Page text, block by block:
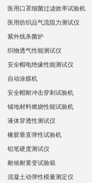
医用口罩细菌过滤效率试验机
医用纺织品气流阻力测试仪
紫外线杀菌炉
织物透气性能测试仪
安全帽电绝缘性能测试仪
自动涂膜机
安全帽耐冲击穿刺试验机
铺地材料燃烧性能试验机
液体穿透性测试仪
橡胶垂直弹性试验机
铅笔硬度测试仪
耐候耐黄变试验箱
混凝土动弹性模量测定仪